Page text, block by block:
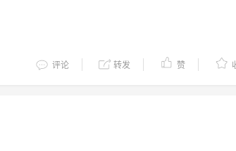
评论 转发 赞